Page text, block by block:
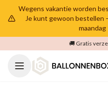
Wegens vakantie worden
Je kunt gewoon bestellen
🚚 Gratis